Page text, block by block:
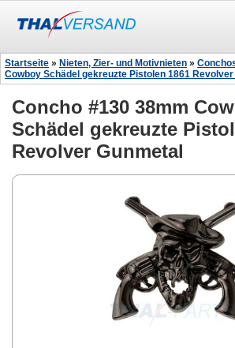
Startseite » Nieten, Zier- und Motivnieten »
Cowboy Schädel gekreuzte Pistolen 1861
Concho #130 38mm
Schädel gekreuzte
Revolver Gunmetal